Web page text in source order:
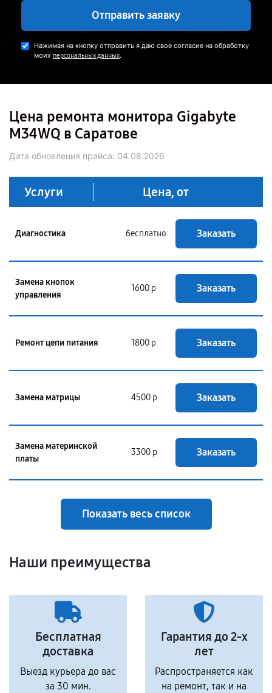
Отправить заявку
Нажимая на кнопку отправить я даю свое согласие на обработку
моих персональных данных.
Цена ремонта монитора Gigabyte
M34WQ в Саратове
Дата обновления прайса: 04.08.2026
Услуги Цена, от
Диагностика бесплатно Заказать
Замена кнопок
управления
1600 р Заказать
Ремонт цепи питания 1800 р Заказать
Замена матрицы 4500 р Заказать
Замена материнской
платы
3300 р Заказать
Показать весь список
Наши преимущества
Бесплатная
доставка
Выезд курьера до вас
за 30 мин.
Гарантия до 2-х
лет
Распространяется как
на ремонт, так и на